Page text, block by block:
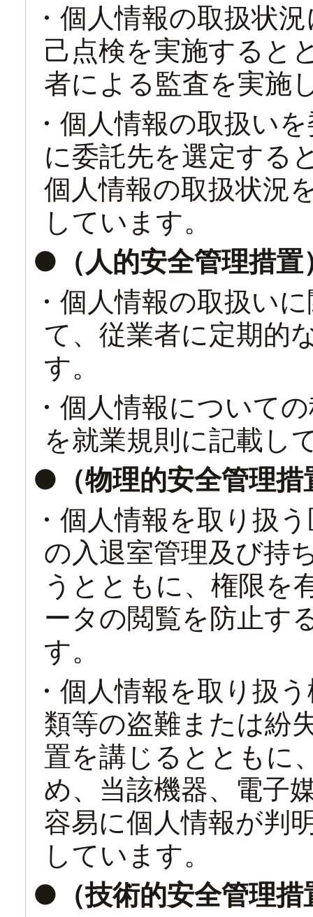
・個人情報の取扱状
己点検を実施すると
者による監査を実施
・個人情報の取扱い
に委託先を選定する
個人情報の取扱状況
しています。
●（人的安全管理措置
・個人情報の取扱い
て、従業者に定期的
す。
・個人情報について
を就業規則に記載し
●（物理的安全管理措
・個人情報を取り扱
の入退室管理及び持
うとともに、権限を
ータの閲覧を防止す
す。
・個人情報を取り扱
類等の盗難または紛
置を講じるとともに
め、当該機器、電子
容易に個人情報が判
しています。
●（技術的安全管理措